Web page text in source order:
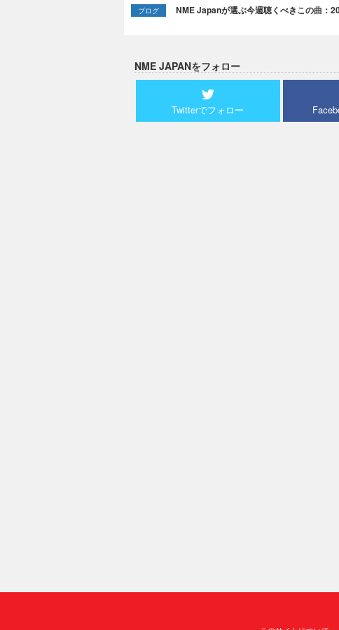
ブログ NME Japanが選ぶ今週聴くべきこの曲：
NME JAPANをフォロー
Twitterでフォロー